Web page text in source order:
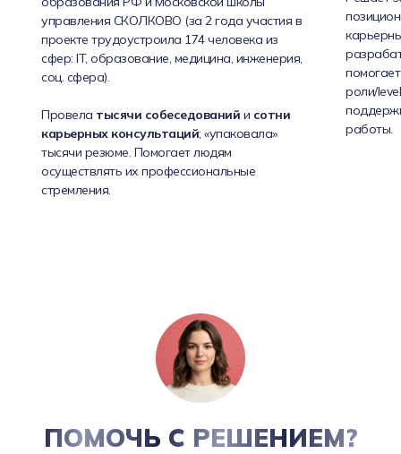
роли/
работы.
управления СКОЛКОВО (за 2 года участия в
проекте трудоустроила 174 человека из
сфер: IT, образование, медицина, инженерия,
соц. сфера).
Провела тысячи собеседований и сотни
карьерных консультаций; «упаковала»
тысячи резюме. Помогает людям
осуществлять их профессиональные
стремления.
ПОМОЧЬ С РЕШЕНИЕМ?